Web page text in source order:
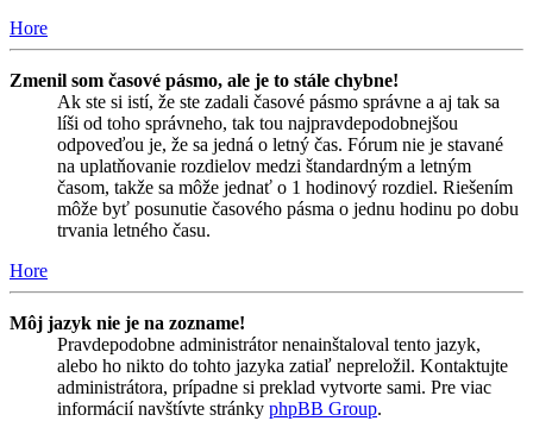
Hore
Zmenil som časové pásmo, ale je to stále chybne!
Ak ste si istí, že ste zadali časové pásmo správne a aj tak sa
líši od toho správneho, tak tou najpravdepodobnejšou
odpoveďou je, že sa jedná o letný čas. Fórum nie je stavané
na uplatňovanie rozdielov medzi štandardným a letným
časom, takže sa môže jednať o 1 hodinový rozdiel. Riešením
môže byť posunutie časového pásma o jednu hodinu po dobu
trvania letného času.
Hore
Môj jazyk nie je na zozname!
Pravdepodobne administrátor nenainštaloval tento jazyk,
alebo ho nikto do tohto jazyka zatiaľ nepreložil. Kontaktujte
administrátora, prípadne si preklad vytvorte sami. Pre viac
informácií navštívte stránky phpBB Group.